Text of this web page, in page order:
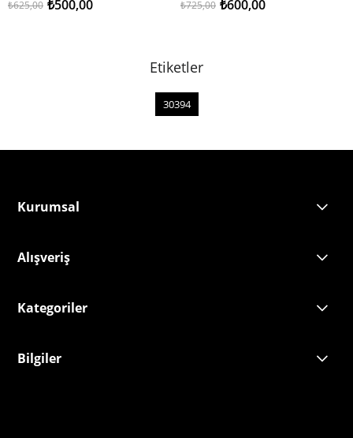
₺500,00
₺625,00 ₺600,00
₺725,00
Etiketler
30394
Kurumsal
Alışveriş
Kategoriler
Bilgiler